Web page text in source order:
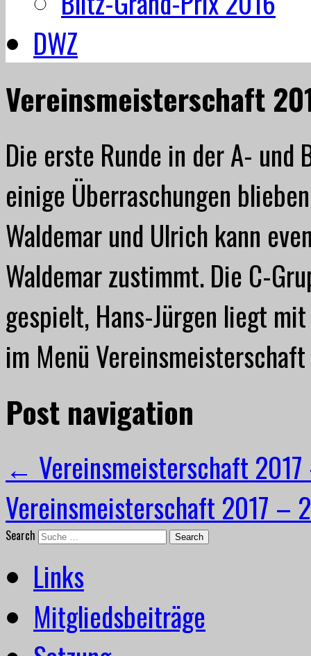
DWZ
Vereinsmeisterschaft
Die erste Runde in der A-
einige Überraschungen
Waldemar und Ulrich kann
Waldemar zustimmt. Die C-
gespielt, Hans-Jürgen liegt
im Menü
Post navigation
← Vereinsmeisterschaft
Vereinsmeisterschaft 2017 –
Search
Links
Mitgliedsbeiträge